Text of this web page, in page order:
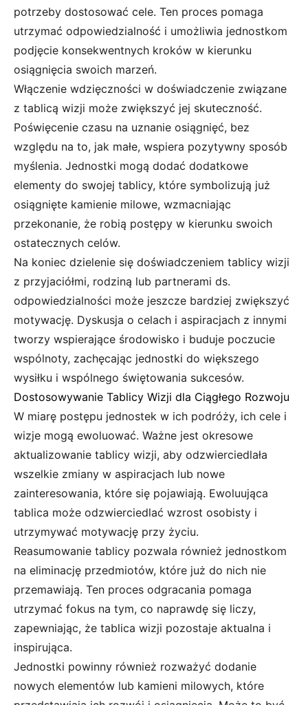
potrzeby dostosować cele. Ten proces pomaga
utrzymać odpowiedzialność i umożliwia jednostkom
podjęcie konsekwentnych kroków w kierunku
osiągnięcia swoich marzeń.
Włączenie wdzięczności w doświadczenie związane
z tablicą wizji może zwiększyć jej skuteczność.
Poświęcenie czasu na uznanie osiągnięć, bez
względu na to, jak małe, wspiera pozytywny sposób
myślenia. Jednostki mogą dodać dodatkowe
elementy do swojej tablicy, które symbolizują już
osiągnięte kamienie milowe, wzmacniając
przekonanie, że robią postępy w kierunku swoich
ostatecznych celów.
Na koniec dzielenie się doświadczeniem tablicy wizji
z przyjaciółmi, rodziną lub partnerami ds.
odpowiedzialności może jeszcze bardziej zwiększyć
motywację. Dyskusja o celach i aspiracjach z innymi
tworzy wspierające środowisko i buduje poczucie
wspólnoty, zachęcając jednostki do większego
wysiłku i wspólnego świętowania sukcesów.
Dostosowywanie Tablicy Wizji dla Ciągłego Rozwoju
W miarę postępu jednostek w ich podróży, ich cele i
wizje mogą ewoluować. Ważne jest okresowe
aktualizowanie tablicy wizji, aby odzwierciedlała
wszelkie zmiany w aspiracjach lub nowe
zainteresowania, które się pojawiają. Ewoluująca
tablica może odzwierciedlać wzrost osobisty i
utrzymywać motywację przy życiu.
Reasumowanie tablicy pozwala również jednostkom
na eliminację przedmiotów, które już do nich nie
przemawiają. Ten proces odgracania pomaga
utrzymać fokus na tym, co naprawdę się liczy,
zapewniając, że tablica wizji pozostaje aktualna i
inspirująca.
Jednostki powinny również rozważyć dodanie
nowych elementów lub kamieni milowych, które